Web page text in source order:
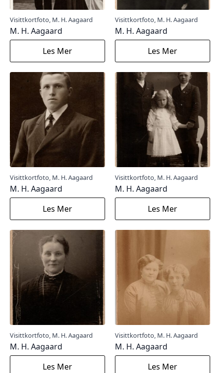
Visittkortfoto, M. H. Aagaard
M. H. Aagaard
Les Mer
Visittkortfoto, M. H. Aagaard
M. H. Aagaard
Les Mer
Visittkortfoto, M. H. Aagaard
M. H. Aagaard
Les Mer
Visittkortfoto, M. H. Aagaard
M. H. Aagaard
Les Mer
Visittkortfoto, M. H. Aagaard
M. H. Aagaard
Les Mer
Visittkortfoto, M. H. Aagaard
M. H. Aagaard
Les Mer